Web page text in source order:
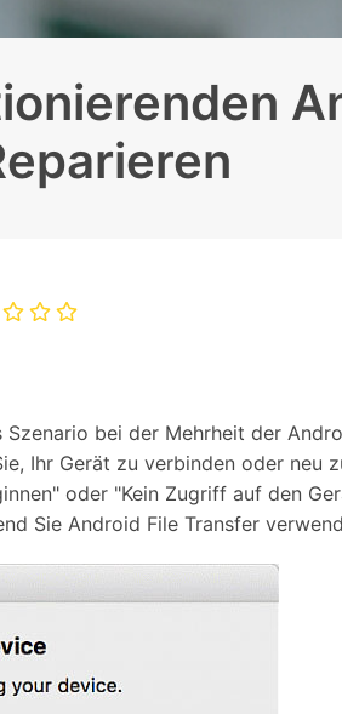
Telefon-zu-Telefon-
Übertragung
zur
Kontaktieren
Fragen zu Ihrem
bei der Mehrheit der
Ihr Gerät zu verbinden oder neu
oder "Kein Zugriff auf den
Sie Android File Transfer